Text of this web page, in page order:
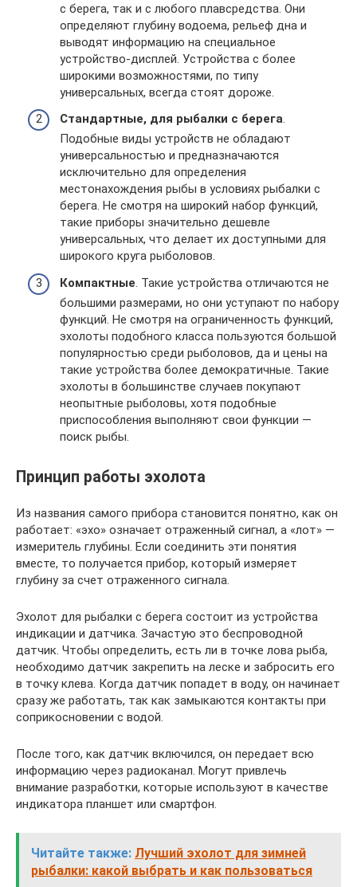
с берега, так и с любого плавсредства. Они
определяют глубину водоема, рельеф дна и
выводят информацию на специальное
устройство-дисплей. Устройства с более
широкими возможностями, по типу
универсальных, всегда стоят дороже.
Стандартные, для рыбалки с берега.
Подобные виды устройств не обладают
универсальностью и предназначаются
исключительно для определения
местонахождения рыбы в условиях рыбалки с
берега. Не смотря на широкий набор функций,
такие приборы значительно дешевле
универсальных, что делает их доступными для
широкого круга рыболовов.
Компактные . Такие устройства отличаются не
большими размерами, но они уступают по набору
функций. Не смотря на ограниченность функций,
эхолоты подобного класса пользуются большой
популярностью среди рыболовов, да и цены на
такие устройства более демократичные. Такие
эхолоты в большинстве случаев покупают
неопытные рыболовы, хотя подобные
приспособления выполняют свои функции —
поиск рыбы.
Принцип работы эхолота
Из названия самого прибора становится понятно, как он
работает: «эхо» означает отраженный сигнал, а «лот» —
измеритель глубины. Если соединить эти понятия
вместе, то получается прибор, который измеряет
глубину за счет отраженного сигнала.
Эхолот для рыбалки с берега состоит из устройства
индикации и датчика. Зачастую это беспроводной
датчик. Чтобы определить, есть ли в точке лова рыба,
необходимо датчик закрепить на леске и забросить его
в точку клева. Когда датчик попадет в воду, он начинает
сразу же работать, так как замыкаются контакты при
соприкосновении с водой.
После того, как датчик включился, он передает всю
информацию через радиоканал. Могут привлечь
внимание разработки, которые используют в качестве
индикатора планшет или смартфон.
Читайте также: Лучший эхолот для зимней
рыбалки: какой выбрать и как пользоваться